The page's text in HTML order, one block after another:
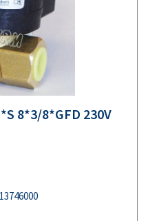
8*3/8*GFD 230V
13746000